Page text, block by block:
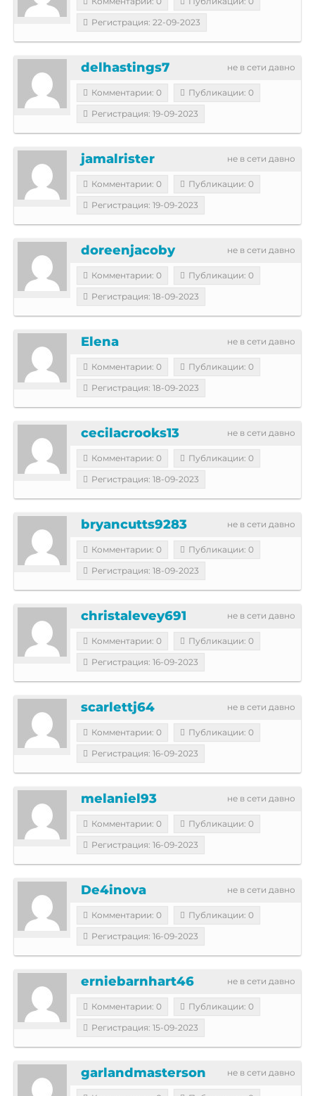
Регистрация: 22-09-2023
не в сети давно
delhastings7
Комментарии: 0
Публикации: 0
Регистрация: 19-09-2023
не в сети давно
jamalrister
Комментарии: 0
Публикации: 0
Регистрация: 19-09-2023
не в сети давно
doreenjacoby
Комментарии: 0
Публикации: 0
Регистрация: 18-09-2023
не в сети давно
Elena
Комментарии: 0
Публикации: 0
Регистрация: 18-09-2023
не в сети давно
cecilacrooks13
Комментарии: 0
Публикации: 0
Регистрация: 18-09-2023
не в сети давно
bryancutts9283
Комментарии: 0
Публикации: 0
Регистрация: 18-09-2023
не в сети давно
christalevey691
Комментарии: 0
Публикации: 0
Регистрация: 16-09-2023
не в сети давно
scarlettj64
Комментарии: 0
Публикации: 0
Регистрация: 16-09-2023
не в сети давно
melaniel93
Комментарии: 0
Публикации: 0
Регистрация: 16-09-2023
не в сети давно
De4inova
Комментарии: 0
Публикации: 0
Регистрация: 16-09-2023
не в сети давно
erniebarnhart46
Комментарии: 0
Публикации: 0
Регистрация: 15-09-2023
не в сети давно
garlandmasterson